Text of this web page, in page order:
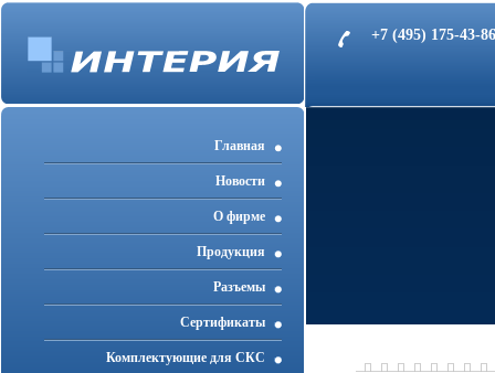
+7 (495) 175-43-
Главная
Новости
О фирме
Продукция
Разъемы
Cертификаты
Комплектующие для СКС